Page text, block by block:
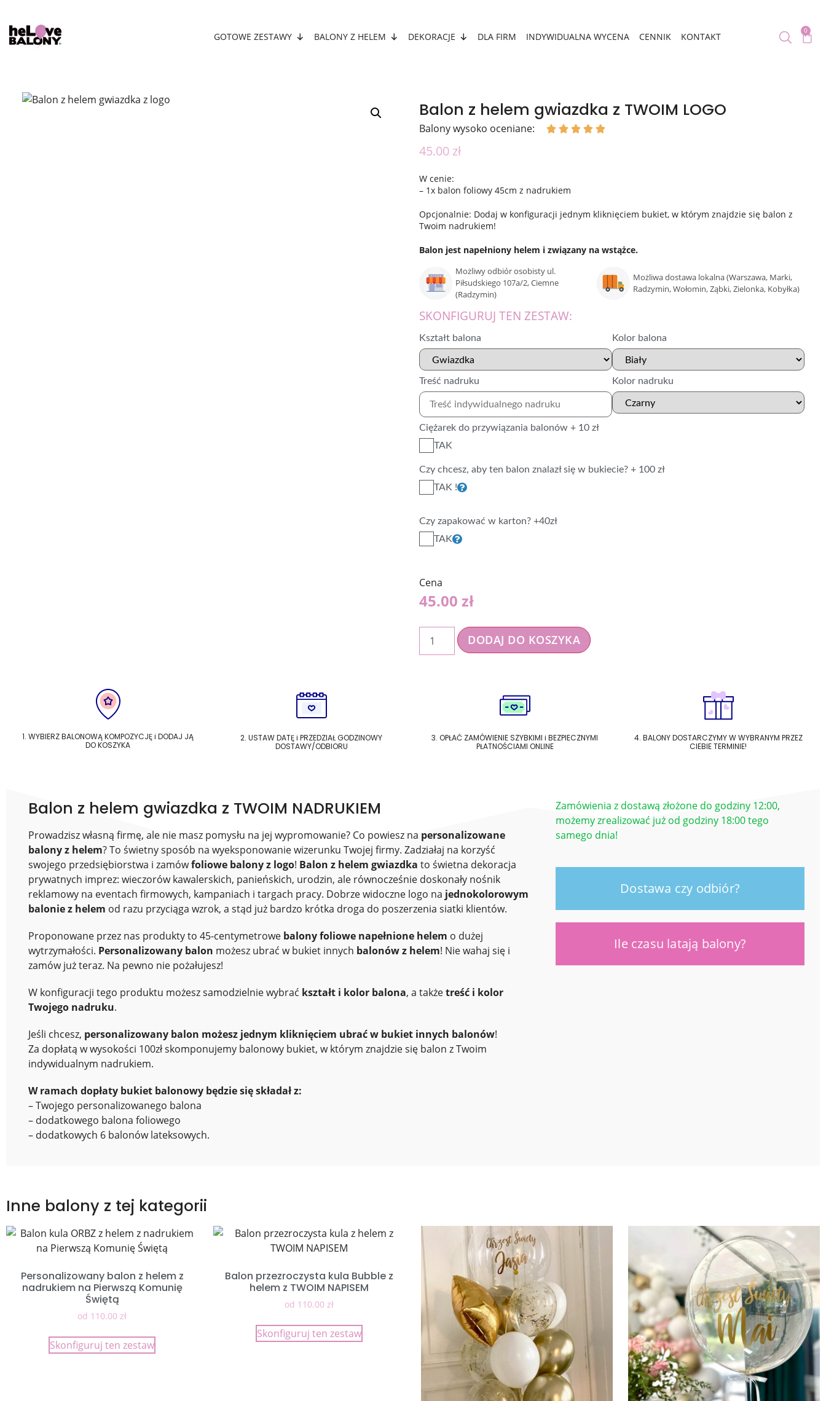
GOTOWE ZESTAWY BALONY Z HELEM DEKORACJE DLA FIRM INDYWIDUALNA WYCENA CENNIK KONTAKT
0
Balon z helem gwiazdka z TWOIM LOGO
Balony wysoko oceniane:     
45.00 zł
W cenie:
– 1x balon foliowy 45cm z nadrukiem
Opcjonalnie: Dodaj w konfiguracji jednym kliknięciem bukiet, w którym znajdzie się balon z
Twoim nadrukiem!
Balon jest napełniony helem i związany na wstążce.
Możliwy odbiór osobisty ul.
Piłsudskiego 107a/2, Ciemne
(Radzymin)
Możliwa dostawa lokalna (Warszawa, Marki,
Radzymin, Wołomin, Ząbki, Zielonka, Kobyłka)
SKONFIGURUJ TEN ZESTAW:
Kształt balona Kolor balona
Treść nadruku Kolor nadruku
Ciężarek do przywiązania balonów + 10 zł
TAK
Czy chcesz, aby ten balon znalazł się w bukiecie? + 100 zł
TAK !
Czy zapakować w karton? +40zł
TAK
Cena
45.00 zł
DODAJ DO KOSZYKA
1. WYBIERZ BALONOWĄ KOMPOZYCJĘ i DODAJ JĄ
DO KOSZYKA
2. USTAW DATĘ i PRZEDZIAŁ GODZINOWY
DOSTAWY/ODBIORU
3. OPŁAĆ ZAMÓWIENIE SZYBKIMI i BEZPIECZNYMI
PŁATNOŚCIAMI ONLINE
4. BALONY DOSTARCZYMY W WYBRANYM PRZEZ
CIEBIE TERMINIE!
Balon z helem gwiazdka z TWOIM NADRUKIEM
Prowadzisz własną firmę, ale nie masz pomysłu na jej wypromowanie? Co powiesz na personalizowane
balony z helem? To świetny sposób na wyeksponowanie wizerunku Twojej firmy. Zadziałaj na korzyść
swojego przedsiębiorstwa i zamówfoliowe balony z logo! Balon z helem gwiazdka to świetna dekoracja
prywatnych imprez: wieczorów kawalerskich, panieńskich, urodzin, ale równocześnie doskonały nośnik
reklamowy na eventach firmowych, kampaniach i targach pracy. Dobrze widoczne logo na jednokolorowym
balonie z helem od razu przyciąga wzrok, a stąd już bardzo krótka droga do poszerzenia siatki klientów.
Proponowane przez nas produkty to 45-centymetrowe balony foliowe napełnione helem o dużej
wytrzymałości. Personalizowany balon możesz ubrać w bukiet innych balonów z helem! Nie wahaj się i
zamów już teraz. Na pewno nie pożałujesz!
W konfiguracji tego produktu możesz samodzielnie wybrać kształt i kolor balona, a takżetreść i kolor
Twojego nadruku.
Jeśli chcesz, personalizowany balon możesz jednym kliknięciem ubrać w bukiet innych balonów!
Za dopłatą w wysokości 100zł skomponujemy balonowy bukiet, w którym znajdzie się balon z Twoim
indywidualnym nadrukiem.
W ramach dopłaty bukiet balonowy będzie się składał z:
– Twojego personalizowanego balona
– dodatkowego balona foliowego
– dodatkowych 6 balonów lateksowych.
Zamówienia z dostawą złożone do godziny 12:00,
możemy zrealizować już od godziny 18:00 tego
samego dnia!
Dostawa czy odbiór?
Ile czasu latają balony?
Inne balony z tej kategorii
Personalizowany balon z helem z
nadrukiem na Pierwszą Komunię
Świętą
od 110.00zł
Skonfiguruj ten zestaw
Balon przezroczysta kula Bubble z
helem z TWOIM NAPISEM
od 110.00zł
Skonfiguruj ten zestaw